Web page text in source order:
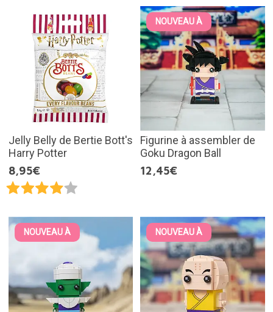
Jelly Belly de Bertie Bott's
Harry Potter
8,95€
NOUVEAU À
Figurine à assembler de
Goku Dragon Ball
12,45€
NOUVEAU À NOUVEAU À